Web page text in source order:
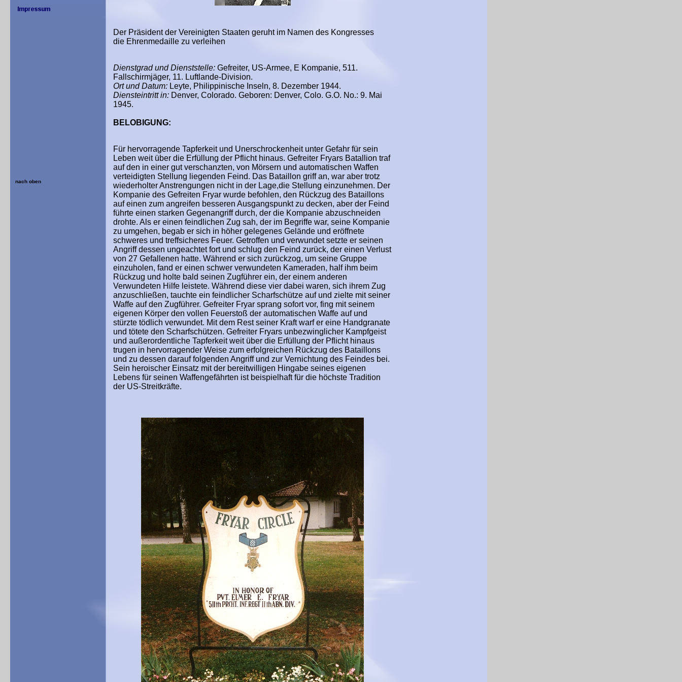
Der Präsident der Vereinigten Staaten geruht im Namen des Kongresses
die Ehrenmedaille zu verleihen
Dienstgrad und Dienststelle: Gefreiter, US-Armee, E Kompanie, 511.
Fallschirmjäger, 11. Luftlande-Division.
Ort und Datum: Leyte, Philippinische Inseln, 8. Dezember 1944.
Diensteintritt in: Denver, Colorado. Geboren: Denver, Colo. G.O. No.: 9. Mai
1945.
BELOBIGUNG:
Für hervorragende Tapferkeit und Unerschrockenheit unter Gefahr für sein
Leben weit über die Erfüllung der Pflicht hinaus. Gefreiter Fryars Batallion traf
auf den in einer gut verschanzten, von Mörsern und automatischen Waffen
verteidigten Stellung liegenden Feind. Das Bataillon griff an, war aber trotz
wiederholter Anstrengungen nicht in der Lage,die Stellung einzunehmen. Der
Kompanie des Gefreiten Fryar wurde befohlen, den Rückzug des Bataillons
auf einen zum angreifen besseren Ausgangspunkt zu decken, aber der Feind
führte einen starken Gegenangriff durch, der die Kompanie abzuschneiden
drohte. Als er einen feindlichen Zug sah, der im Begriffe war, seine Kompanie
zu umgehen, begab er sich in höher gelegenes Gelände und eröffnete
schweres und treffsicheres Feuer. Getroffen und verwundet setzte er seinen
Angriff dessen ungeachtet fort und schlug den Feind zurück, der einen Verlust
von 27 Gefallenen hatte. Während er sich zurückzog, um seine Gruppe
einzuholen, fand er einen schwer verwundeten Kameraden, half ihm beim
Rückzug und holte bald seinen Zugführer ein, der einem anderen
Verwundeten Hilfe leistete. Während diese vier dabei waren, sich ihrem Zug
anzuschließen, tauchte ein feindlicher Scharfschütze auf und zielte mit seiner
Waffe auf den Zugführer. Gefreiter Fryar sprang sofort vor, fing mit seinem
eigenen Körper den vollen Feuerstoß der automatischen Waffe auf und
stürzte tödlich verwundet. Mit dem Rest seiner Kraft warf er eine Handgranate
und tötete den Scharfschützen. Gefreiter Fryars unbezwinglicher Kampfgeist
und außerordentliche Tapferkeit weit über die Erfüllung der Pflicht hinaus
trugen in hervorragender Weise zum erfolgreichen Rückzug des Bataillons
und zu dessen darauf folgenden Angriff und zur Vernichtung des Feindes bei.
Sein heroischer Einsatz mit der bereitwilligen Hingabe seines eigenen
Lebens für seinen Waffengefährten ist beispielhaft für die höchste Tradition
der US-Streitkräfte.
nach oben